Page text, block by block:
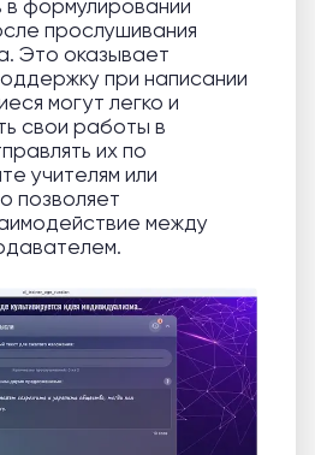
в формулировании
прослушивания
Это оказывает
при написании
могут легко и
свои работы в
их по
учителям или
позволяет
между